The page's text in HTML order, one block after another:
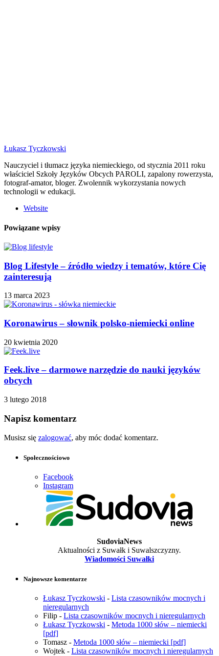
Łukasz Tyczkowski
Nauczyciel i tłumacz języka niemieckiego, od stycznia 2011 roku
właściciel Szkoły Języków Obcych PAROLI, zapalony rowerzysta,
fotograf-amator, bloger. Zwolennik wykorzystania nowych
technologii w edukacji.
Website
Powiązane wpisy
Blog Lifestyle – źródło wiedzy i tematów, które Cię
zainteresują
13 marca 2023
Koronawirus – słownik polsko-niemiecki online
20 kwietnia 2020
Feek.live – darmowe narzędzie do nauki języków
obcych
3 lutego 2018
Napisz komentarz
Musisz się zalogować, aby móc dodać komentarz.
Społecznościowo
Facebook
Instagram
SudoviaNews
Aktualności z Suwałk i Suwalszczyzny.
Wiadomości Suwałki
Najnowsze komentarze
Łukasz Tyczkowski - Lista czasowników mocnych i
nieregularnych
Filip - Lista czasowników mocnych i nieregularnych
Łukasz Tyczkowski - Metoda 1000 słów – niemiecki
[pdf]
Tomasz - Metoda 1000 słów – niemiecki [pdf]
Wojtek - Lista czasowników mocnych i nieregularnych